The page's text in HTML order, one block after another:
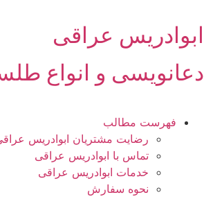
به
محتوا
ابوادریس عراقی
دعانویسی و انواع
فهرست مطالب
رضایت مشتریان ابوادریس
تماس با ابوادریس عراقی
خدمات ابوادریس عراقی
نحوه سفارش